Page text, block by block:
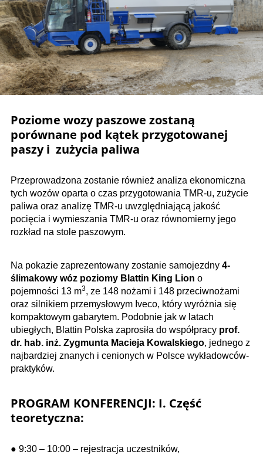
Poziome wozy paszowe zostaną
porównane pod kątek przygotowanej
paszy i zużycia paliwa
Przeprowadzona zostanie również analiza ekonomiczna
tych wozów oparta o czas przygotowania TMR-u, zużycie
paliwa oraz analizę TMR-u uwzględniającą jakość
pocięcia i wymieszania TMR-u oraz równomierny jego
rozkład na stole paszowym.
Na pokazie zaprezentowany zostanie samojezdny 4-
ślimakowy wóz poziomy Blattin King Lion o
pojemności 13 m3, ze 148 nożami i 148 przeciwnożami
oraz silnikiem przemysłowym Iveco, który wyróżnia się
kompaktowym gabarytem. Podobnie jak w latach
ubiegłych, Blattin Polska zaprosiła do współpracy prof.
dr. hab. inż. Zygmunta Macieja Kowalskiego, jednego z
najbardziej znanych i cenionych w Polsce wykładowców-
praktyków.
PROGRAM KONFERENCJI: I. Część
teoretyczna:
● 9:30 – 10:00 – rejestracja uczestników,